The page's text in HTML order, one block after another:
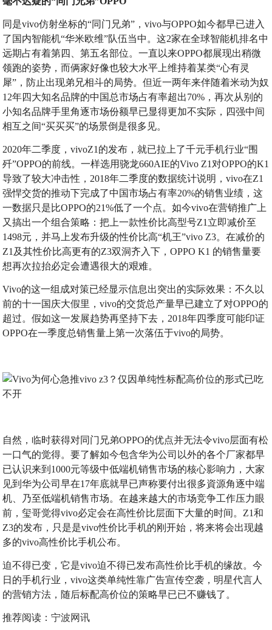
同是vivo仿射坐标的“同门兄弟”，vivo与OPPO如今都早已进入
了国内智能机“华米欧维”队伍当中。这2家在全球智能机排名中
远期占有着第四、第五名部位。一直以来OPPO都展现出稍微
领跑的姿势，而俩家好像也较大水平上维持着某类“心有灵
犀”，防止出现弟兄相斗的局势。但近一两年来伴随着米动为奴
12年四大知名品牌的中国总市场占有率超出70%，再次从别的
小知名品牌手里角逐市场份额早已显得更加不实际，四强中间
相互之间“买买买”的场景倒是很多见。
2020年二季度，vivoZ1的发布，就已拉上了千元手机行业“围
歼”OPPO的前线。一样选用骁龙660AIE的Vivo Z1对OPPO的K1
导致了较大冲击性，2018年二季度的数据统计说明，vivo在Z1
强悍交货的推动下完成了中国市场占有率20%的销售业绩，这
一数据只是比OPPO的21%低了一个点。如今vivo在营销推广上
又搞出一个组合策略：把上一款性价比高型号Z1立即减价至
1498元，并马上发布升级的性价比高“机王”vivo Z3。在减价的
Z1及其性价比高更有的Z3双洞齐入下，OPPO K1 的销售量要
想再次拉抬必定会遭遇很大的艰难。
Vivo的这一组成对策已经显示信息出突出的实际效果：不久以
前的十一国庆大假里，vivo的交货总产量早已建立了对OPPO的
超过。假如这一发展趋势再坚持下去，2018年四季度可能印证
OPPO在一季度总销售量上第一次落伍于vivo的局势。
自然，临时获得对同门兄弟OPPO的优点并无法令vivo层面有松
一口气的觉得。要了解如今包含华为公司以外的各个厂家都早
已认识来到1000元等级中低端机销售市场的核心影响力，大家
见到华为公司早在17年底就早已声称要付出很多資源角逐中端
机、乃至低端机销售市场。在越来越大的市场竞争工作压力眼
前，玺哥觉得vivo必定会在高性价比层面下大量的时间。Z1和
Z3的发布，只是是vivo性价比手机的刚开始，将来将会出现越
多的vivo高性价比手机公布。
迫不得已变，它是vivo迫不得已发布高性价比手机的缘故。今
日的手机行业，vivo这类单纯性靠广告宣传空袭，明星代言人
的营销方法，随后标配高价位的策略早已已不赚钱了。
推荐阅读：宁波网讯